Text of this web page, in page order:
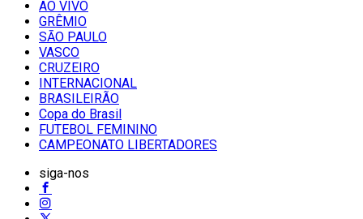
AO VIVO
GRÊMIO
SĀO PAULO
VASCO
CRUZEIRO
INTERNACIONAL
BRASILEIRÃO
Copa do Brasil
FUTEBOL FEMININO
CAMPEONATO LIBERTADORES
siga-nos